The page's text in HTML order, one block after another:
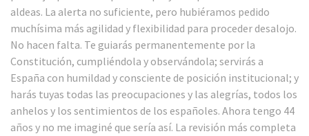
aldeas. La alerta no suficiente, pero hubiéramos pedido
muchísima más agilidad y flexibilidad para proceder desalojo.
No hacen falta. Te guiarás permanentemente por la
Constitución, cumpliéndola y observándola; servirás a
España con humildad y consciente de posición institucional; y
harás tuyas todas las preocupaciones y las alegrías, todos los
anhelos y los sentimientos de los españoles. Ahora tengo 44
años y no me imaginé que sería así. La revisión más completa